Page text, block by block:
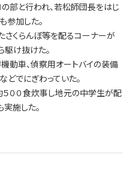
の部と行われ、若松師団長をはじ
参加した。
くらんぼ等を配るコーナーが
け抜けた。
動車、偵察用オートバイの装備
でにぎわっていた。
００食炊事し地元の中学生が配
施した。